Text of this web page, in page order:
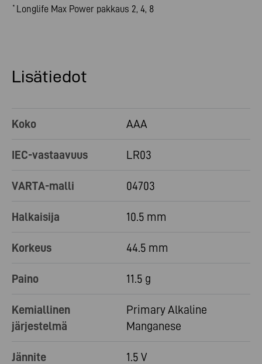
* Longlife Max Power pakkaus 2, 4, 8
Lisätiedot
Koko AAA
IEC-vastaavuus LR03
VARTA-malli 04703
Halkaisija 10.5 mm
Korkeus 44.5 mm
Paino 11.5 g
Kemiallinen
järjestelmä
Primary Alkaline
Manganese
Jännite 1.5 V